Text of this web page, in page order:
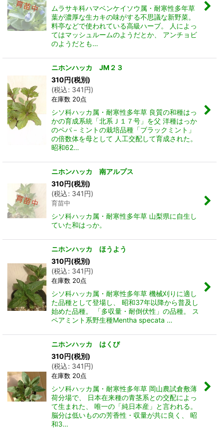
ムラサキ科ハマベンケイソウ属・耐寒性多年草
葉が濃厚な生カキの味がする不思議な新野菜。
料亭などで使われている高級ハーブ。 人によっ
てはマッシュルームのようだとか、 アンチョビ
のようだとも…
ニホンハッカ JM２３
310円(税別)
(税込: 341円)
在庫数 20点
シソ科ハッカ属・耐寒性多年草 良質の和種はっ
かの育成系統「北系Ｊ１７号」を父 洋種はっか
のペパ－ミントの栽培品種「ブラックミント」
の倍数体を母として 人工交配して育成された。
昭和62…
ニホンハッカ 南アルプス
310円(税別)
(税込: 341円)
育苗中
シソ科ハッカ属・耐寒性多年草 山梨県に自生し
ていた和はっか。
ニホンハッカ ほうよう
310円(税別)
(税込: 341円)
在庫数 20点
シソ科ハッカ属・耐寒性多年草 機械刈りに適し
た品種として登場し、 昭和37年以降から普及し
始めた品種。 「多収量・耐倒伏性」の品種。 ス
ペアミント系野生種Mentha specata …
ニホンハッカ はくび
310円(税別)
(税込: 341円)
在庫数 20点
シソ科ハッカ属・耐寒性多年草 岡山農試倉敷薄
荷分場で、 日本在来種の青茎系との交配によっ
て生まれた、 唯一の「純日本産」と言われる。
脳分は低いものの芳香性・収量が共に良く、 昭
和3…